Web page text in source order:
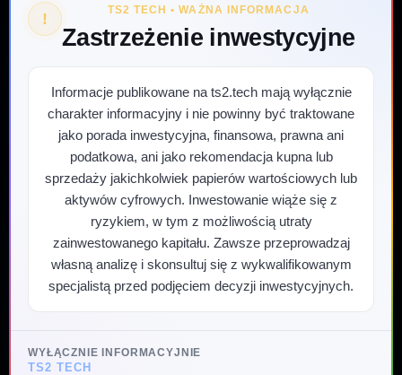
! TS2 TECH • WAŻNA INFORMACJA
Zastrzeżenie inwestycyjne
Informacje publikowane na ts2.tech mają wyłącznie
charakter informacyjny i nie powinny być traktowane
jako porada inwestycyjna, finansowa, prawna ani
podatkowa, ani jako rekomendacja kupna lub
sprzedaży jakichkolwiek papierów wartościowych lub
aktywów cyfrowych. Inwestowanie wiąże się z
ryzykiem, w tym z możliwością utraty
zainwestowanego kapitału. Zawsze przeprowadzaj
własną analizę i skonsultuj się z wykwalifikowanym
specjalistą przed podjęciem decyzji inwestycyjnych.
WYŁĄCZNIE INFORMACYJNIE
TS2 TECH